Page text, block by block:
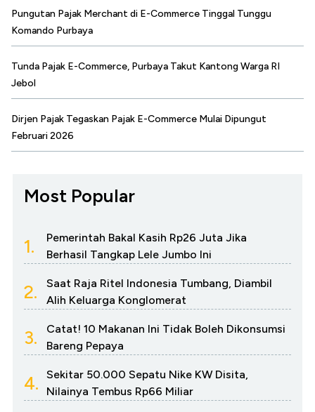
Pungutan Pajak Merchant di E-Commerce Tinggal Tunggu
Komando Purbaya
Tunda Pajak E-Commerce, Purbaya Takut Kantong Warga RI
Jebol
Dirjen Pajak Tegaskan Pajak E-Commerce Mulai Dipungut
Februari 2026
Most Popular
1.
Pemerintah Bakal Kasih Rp26 Juta Jika
Berhasil Tangkap Lele Jumbo Ini
2.
Saat Raja Ritel Indonesia Tumbang, Diambil
Alih Keluarga Konglomerat
3.
Catat! 10 Makanan Ini Tidak Boleh Dikonsumsi
Bareng Pepaya
4.
Sekitar 50.000 Sepatu Nike KW Disita,
Nilainya Tembus Rp66 Miliar